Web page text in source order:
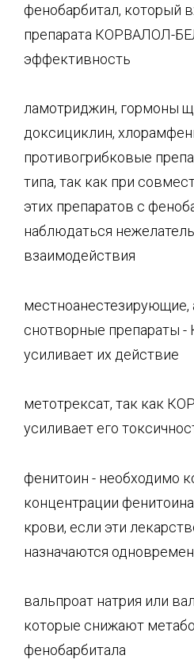
фенобарбитал, который
препарата КОРВАЛОЛ-
эффективность
ламотриджин, гормоны
доксициклин,
противогрибковые
типа, так как при
этих препаратов с
наблюдаться
взаимодействия
снотворные
усиливает их действие
метотрексат, так как
усиливает его
фенитоин - необходимо
концентрации
крови, если эти
назначаются
вальпроат натрия или
которые снижают
фенобарбитала